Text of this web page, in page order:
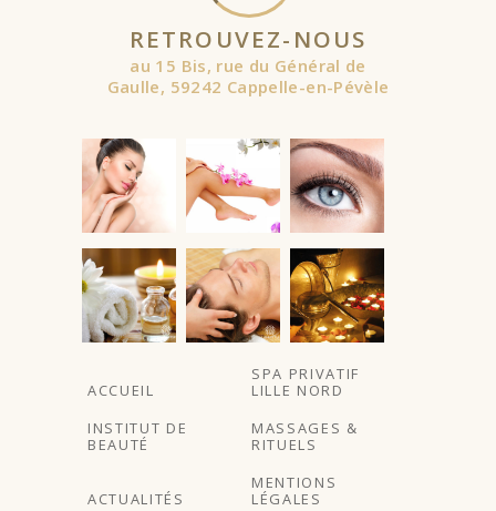
RETROUVEZ-NOUS
au 15 Bis, rue du Général de
Gaulle, 59242 Cappelle-en-Pévèle
ACCUEIL
SPA PRIVATIF
LILLE NORD
INSTITUT DE
BEAUTÉ
MASSAGES &
RITUELS
ACTUALITÉS
MENTIONS
LÉGALES